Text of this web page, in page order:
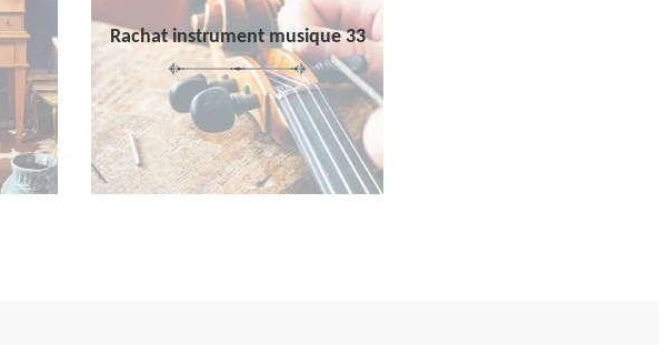
Rachat instrument musique 33